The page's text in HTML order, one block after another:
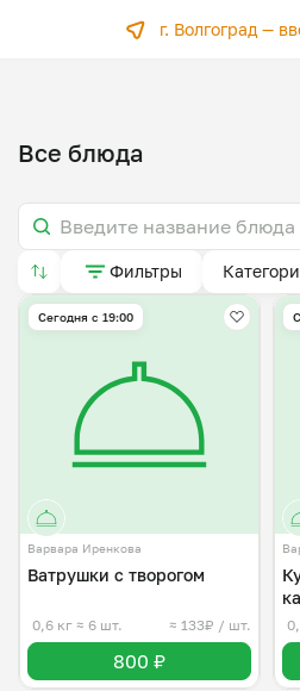
г. Волгоград —
Все блюда
Фильтры
Сегодня с 19:00
Варвара Иренкова
Ватрушки с творогом
0,6 кг ≈ 6 шт. ≈ 133₽ / шт.
800 ₽